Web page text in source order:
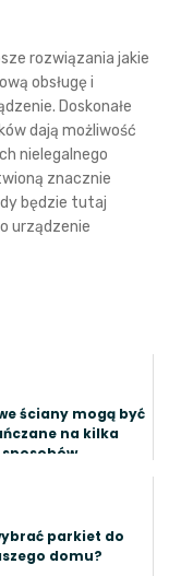
rozwiązania jakie
obsługę i
Doskonałe
dają możliwość
nielegalnego
znacznie
będzie tutaj
urządzenie
ściany mogą być
na kilka
sposobów.
parkiet do
domu?